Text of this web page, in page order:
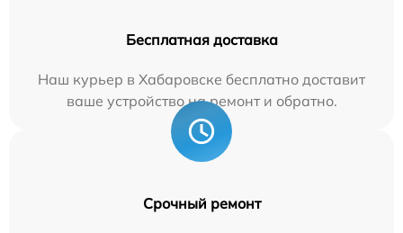
Бесплатная доставка
Наш курьер в Хабаровске бесплатно доставит
ваше устройство на ремонт и обратно.
Срочный ремонт